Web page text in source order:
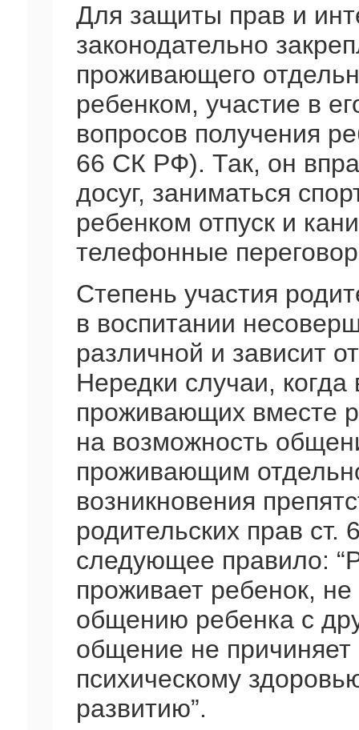
Для защиты прав и
законодательно
проживающего
ребенком, участие в
вопросов получения
66 СК РФ). Так, он
досуг, заниматься
ребенком отпуск и
телефонные
Степень участия
в воспитании
различной и зависит
Нередки случаи,
проживающих вместе
на возможность
проживающим
возникновения
родительских прав
следующее правило:
проживает ребенок,
общению ребенка с
общение не
психическому
развитию”.